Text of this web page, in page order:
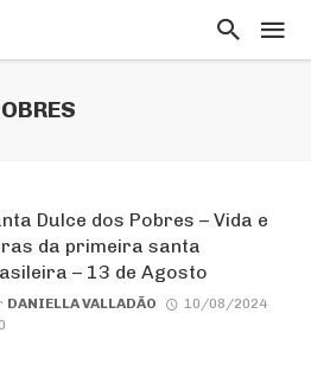
Dulce dos Pobres – Vida e
da primeira santa
– 13 de Agosto
DANIELLA VALLADÃO
10/08/2024
0